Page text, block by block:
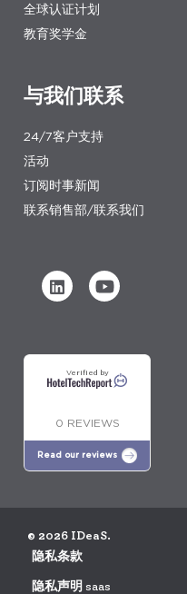
全球认证计划
教育奖学金
与我们联系
24/7客户支持
活动
订阅时事新闻
联系销售部/联系我们
Verified by
0 REVIEWS
Read our reviews
© 2026 IDeaS.
隐私条款
隐私声明 saas